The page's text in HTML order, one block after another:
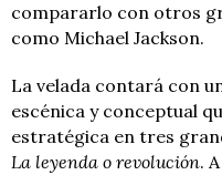
compararlo con otros
como Michael Jackson.
La velada contará con
escénica y conceptual
estratégica en tres
La leyenda o revolución.